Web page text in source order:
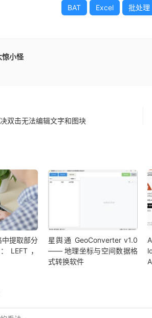
BAT Excel 批处理
惊小怪
双击无法编辑文字和图块
中提取部分
LEFT，
星舆通 GeoConverter v1.0
—— 地理坐标与空间数据格
式转换软件